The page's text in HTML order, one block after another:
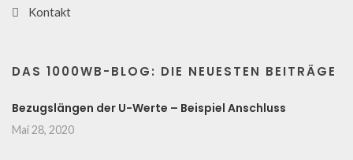
Kontakt
DAS 1000WB-BLOG: DIE NEUESTEN BEITRÄGE
Bezugslängen der U-Werte – Beispiel Anschluss
Mai 28, 2020